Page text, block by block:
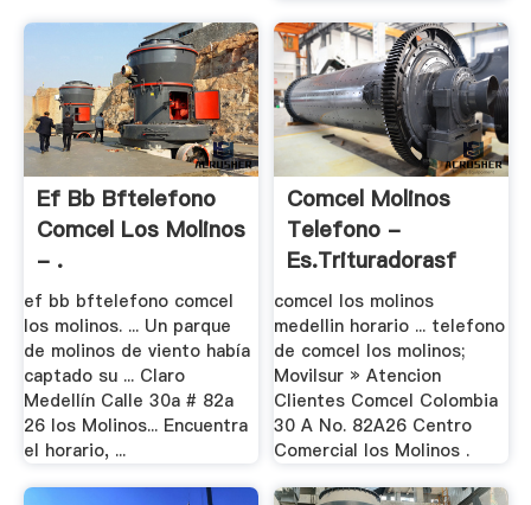
Ef Bb Bftelefono
Comcel Los Molinos
- .
ef bb bftelefono comcel
los molinos. ... Un parque
de molinos de viento había
captado su ... Claro
Medellín Calle 30a # 82a
26 los Molinos... Encuentra
el horario, ...
Comcel Molinos
Telefono -
Es.trituradorasf
comcel los molinos
medellin horario ... telefono
de comcel los molinos;
Movilsur » Atencion
Clientes Comcel Colombia
30 A No. 82A26 Centro
Comercial los Molinos .